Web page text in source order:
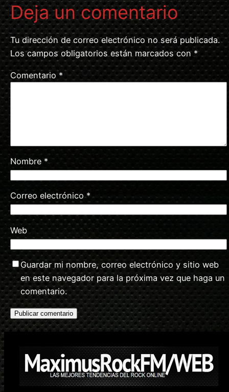
Deja un comentario
Tu dirección de correo electrónico no será publicada.
Los campos obligatorios están marcados con *
Comentario *
Nombre *
Correo electrónico*
Web
Guardar mi nombre, correo electrónico y sitio web
en este navegador para la próxima vez que haga un
comentario.